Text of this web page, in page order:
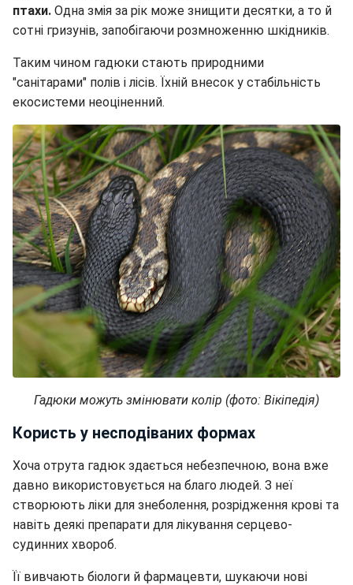
птахи. Одна змія за рік може знищити десятки, а то й
сотні гризунів, запобігаючи розмноженню шкідників.
Таким чином гадюки стають природними
"санітарами" полів і лісів. Їхній внесок у стабільність
екосистеми неоціненний.
Гадюки можуть змінювати колір (фото: Вікіпедія)
Користь у несподіваних формах
Хоча отрута гадюк здається небезпечною, вона вже
давно використовується на благо людей. З неї
створюють ліки для знеболення, розрідження крові та
навіть деякі препарати для лікування серцево-
судинних хвороб.
Її вивчають біологи й фармацевти, шукаючи нові